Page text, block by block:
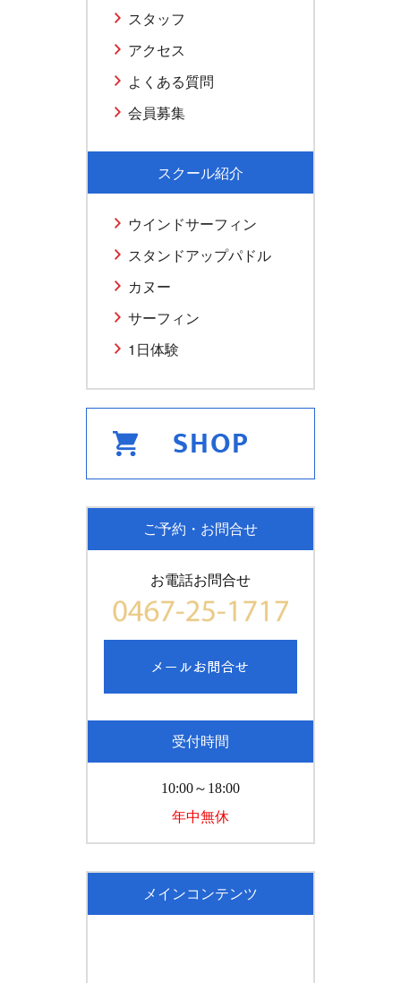
スタッフ
アクセス
よくある質問
会員募集
スクール紹介
ウインドサーフィン
スタンドアップパドル
カヌー
サーフィン
1日体験
ご予約・お問合せ
お電話お問合せ
受付時間
10:00～18:00
年中無休
メインコンテンツ